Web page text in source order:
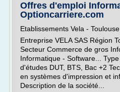
Offres d'emploi
Optioncarriere.com
Etablissements Vela - Toulouse
Entreprise VELA SAS Région
Secteur Commerce de gros
Informatique - Software...
d'études DUT, BTS, Bac +2
en systèmes d'impression et
Description de la société...